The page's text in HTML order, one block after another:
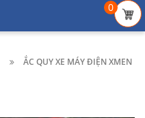
0
ẮC QUY XE MÁY ĐIỆN XMEN